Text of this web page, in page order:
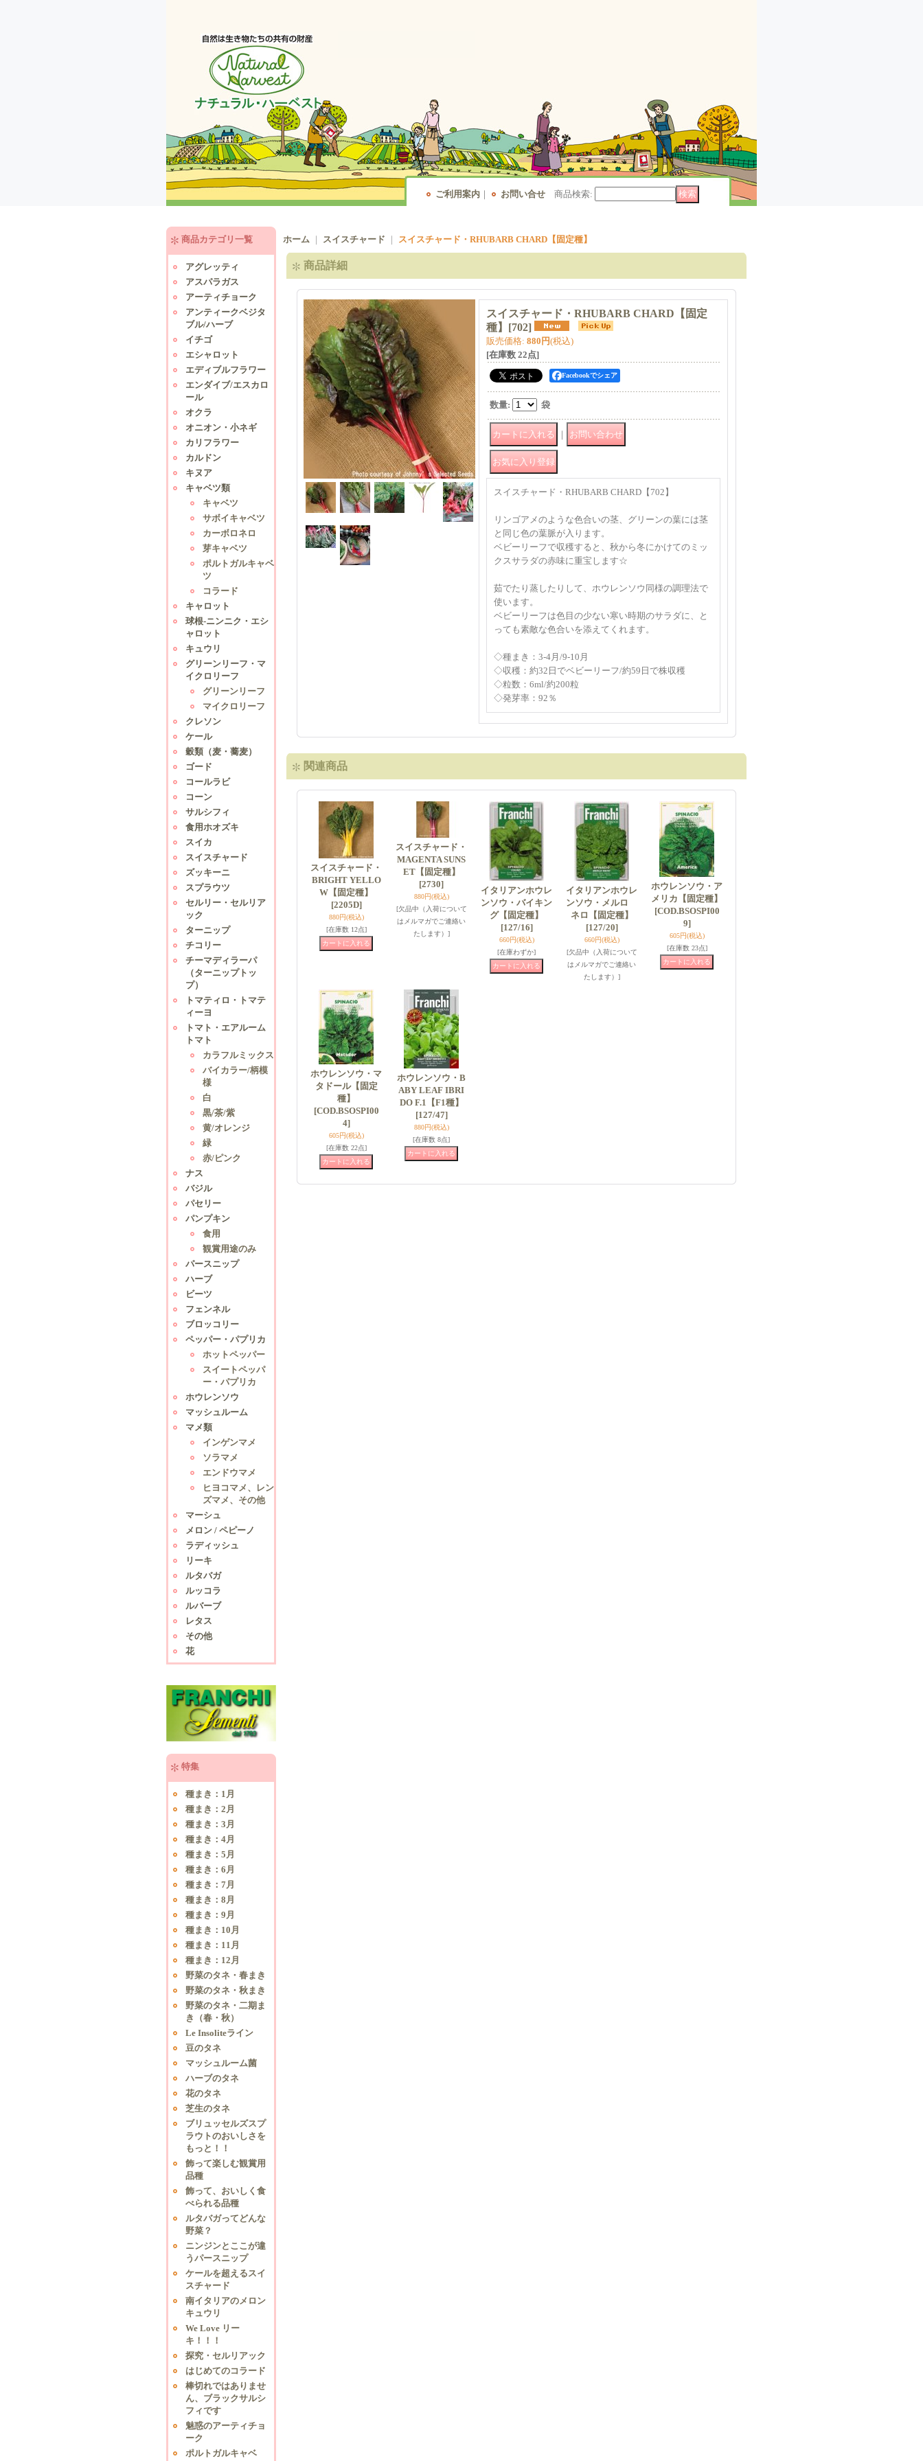
ご利用案内 ｜ お問い合せ 商品検索:
商品カテゴリ一覧
アグレッティ
アスパラガス
アーティチョーク
アンティークベジタ
ブル/ハーブ
イチゴ
エシャロット
エディブルフラワー
エンダイブ/エスカロ
ール
オクラ
オニオン・小ネギ
カリフラワー
カルドン
キヌア
キャベツ類
キャベツ
サボイキャベツ
カーボロネロ
芽キャベツ
ポルトガルキャベ
ツ
コラード
キャロット
球根-ニンニク・エシ
ャロット
キュウリ
グリーンリーフ・マ
イクロリーフ
グリーンリーフ
マイクロリーフ
クレソン
ケール
穀類（麦・蕎麦）
ゴード
コールラビ
コーン
サルシフィ
食用ホオズキ
スイカ
スイスチャード
ズッキーニ
スプラウツ
セルリー・セルリア
ック
ターニップ
チコリー
チーマディラーパ
（ターニップトッ
プ）
トマティロ・トマテ
ィーヨ
トマト・エアルーム
トマト
カラフルミックス
バイカラー/柄模
様
白
黒/茶/紫
黄/オレンジ
緑
赤/ピンク
ナス
バジル
パセリー
パンプキン
食用
観賞用途のみ
パースニップ
ハーブ
ビーツ
フェンネル
ブロッコリー
ペッパー・パプリカ
ホットペッパー
スイートペッパ
ー・パプリカ
ホウレンソウ
マッシュルーム
マメ類
インゲンマメ
ソラマメ
エンドウマメ
ヒヨコマメ、レン
ズマメ、その他
マーシュ
メロン / ペピーノ
ラディッシュ
リーキ
ルタバガ
ルッコラ
ルバーブ
レタス
その他
花
特集
種まき：1月
種まき：2月
種まき：3月
種まき：4月
種まき：5月
種まき：6月
種まき：7月
種まき：8月
種まき：9月
種まき：10月
種まき：11月
種まき：12月
野菜のタネ・春まき
野菜のタネ・秋まき
野菜のタネ・二期ま
き（春・秋）
Le Insoliteライン
豆のタネ
マッシュルーム菌
ハーブのタネ
花のタネ
芝生のタネ
ブリュッセルズスプ
ラウトのおいしさを
もっと！！
飾って楽しむ観賞用
品種
飾って、おいしく食
べられる品種
ルタバガってどんな
野菜？
ニンジンとここが違
うパースニップ
ケールを超えるスイ
スチャード
南イタリアのメロン
キュウリ
We Love リー
キ！！！
探究・セルリアック
はじめてのコラード
棒切れではありませ
ん、ブラックサルシ
フィです
魅惑のアーティチョ
ーク
ポルトガルキャベ
ホーム スイスチャード スイスチャード・RHUBARB CHARD【固定種】
商品詳細
スイスチャード・RHUBARB CHARD【固定
種】 [702]
販売価格: 880円(税込)
[在庫数 22点]
Facebookでシェア
数量: 袋
｜
スイスチャード・RHUBARB CHARD【702】
リンゴアメのような色合いの茎、グリーンの葉には茎
と同じ色の葉脈が入ります。
ベビーリーフで収穫すると、秋から冬にかけてのミッ
クスサラダの赤味に重宝します☆
茹でたり蒸したりして、ホウレンソウ同様の調理法で
使います。
ベビーリーフは色目の少ない寒い時期のサラダに、と
っても素敵な色合いを添えてくれます。
◇種まき：3-4月/9-10月
◇収穫：約32日でベビーリーフ/約59日で株収穫
◇粒数：6ml/約200粒
◇発芽率：92％
関連商品
スイスチャード・
BRIGHT YELLO
W【固定種】
[2205D]
880円(税込)
[在庫数 12点]
スイスチャード・
MAGENTA SUNS
ET【固定種】
[2730]
880円(税込)
[欠品中（入荷について
はメルマガでご連絡い
たします）]
イタリアンホウレ
ンソウ・バイキン
グ【固定種】
[127/16]
660円(税込)
[在庫わずか]
イタリアンホウレ
ンソウ・メルロ
ネロ【固定種】
[127/20]
660円(税込)
[欠品中（入荷について
はメルマガでご連絡い
たします）]
ホウレンソウ・ア
メリカ【固定種】
[COD.BSOSPI00
9]
605円(税込)
[在庫数 23点]
ホウレンソウ・マ
タドール【固定
種】
[COD.BSOSPI00
4]
605円(税込)
[在庫数 22点]
ホウレンソウ・B
ABY LEAF IBRI
DO F.1【F1種】
[127/47]
880円(税込)
[在庫数 8点]